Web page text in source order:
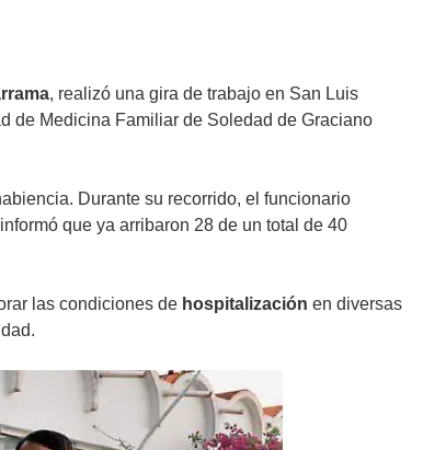
, realizó una gira de trabajo en San Luis
de Medicina Familiar de Soledad de Graciano
Durante su recorrido, el funcionario
que ya arribaron 28 de un total de 40
las condiciones de hospitalización en diversas